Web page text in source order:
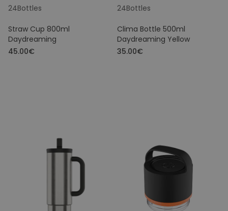
24Bottles
Straw Cup 800ml
Daydreaming
45.00€
24Bottles
Clima Bottle 500ml
Daydreaming Yellow
35.00€